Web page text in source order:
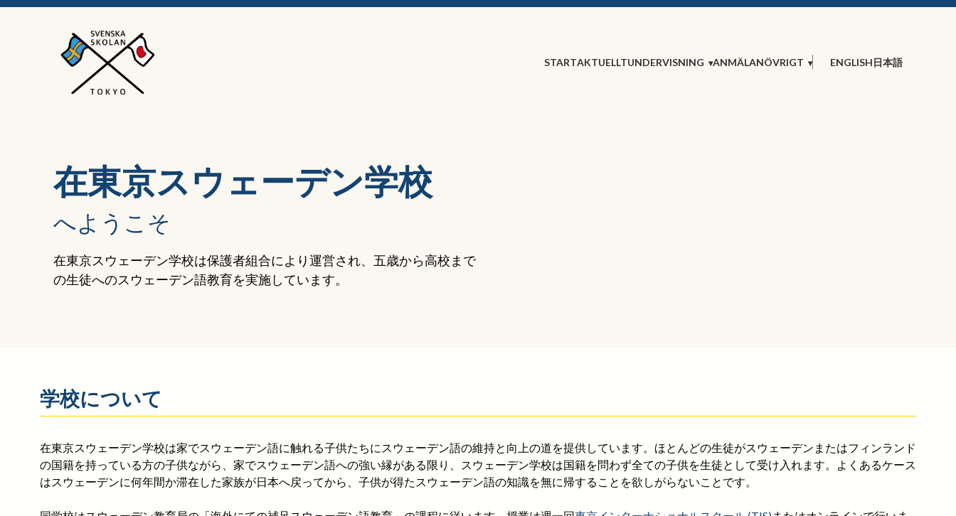
STARTAKTUELLTUNDERVISNING ANMÄLANÖVRIGT ENGLISH 日本語
在東京スウェーデン学校
へようこそ
在東京スウェーデン学校は保護者組合により運営され、五歳から高校まで
の生徒へのスウェーデン語教育を実施しています。
学校について
在東京スウェーデン学校は家でスウェーデン語に触れる子供たちにスウェーデン語の維持と向上の道を提供しています。ほとんどの生徒がスウェーデンまたはフィンランド
の国籍を持っている方の子供ながら、家でスウェーデン語への強い縁がある限り、スウェーデン学校は国籍を問わず全ての子供を生徒として受け入れます。よくあるケース
はスウェーデンに何年間か滞在した家族が日本へ戻ってから、子供が得たスウェーデン語の知識を無に帰することを欲しがらないことです。